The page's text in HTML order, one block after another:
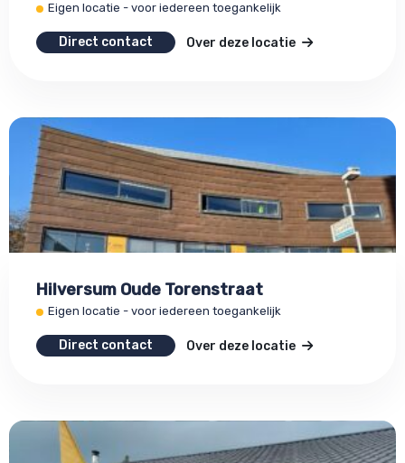
Eigen locatie - voor iedereen toegankelijk
Direct contact Over deze locatie
Hilversum Oude Torenstraat
Eigen locatie - voor iedereen toegankelijk
Direct contact Over deze locatie